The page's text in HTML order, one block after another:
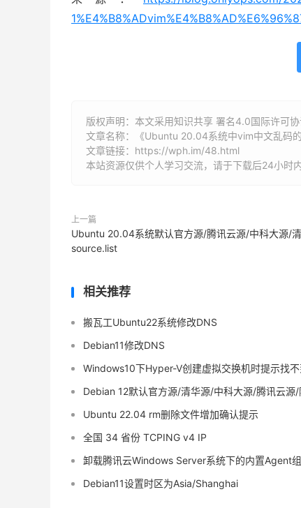
版权声明：本文采用知识共享 署名4.0国际许可
文章名称：《Ubuntu 20.04系统中vim中文乱码的
文章链接： https://wph.im/48.html
本站资源仅供个人学习交流，请于下载后24小时
上一篇
Ubuntu 20.04系统默认官方源/腾讯云源/中科大源/
source.list
相关推荐
搬瓦工Ubuntu22系统修改DNS
Debian11修改DNS
Windows10下Hyper-V创建虚拟交换机时提示找
Debian 12默认官方源/清华源/中科大源/腾讯云
Ubuntu 22.04 rm删除文件增加确认提示
全国 34 省份 TCPING v4 IP
卸载腾讯云Windows Server系统下的内置Agent
Debian11设置时区为Asia/Shanghai